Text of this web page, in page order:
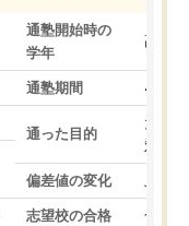
通塾開始時の
学年
高3
通塾期間 4ヵ月
通った目的
大学
対策
偏差値の変化 上が
志望校の合格 合格